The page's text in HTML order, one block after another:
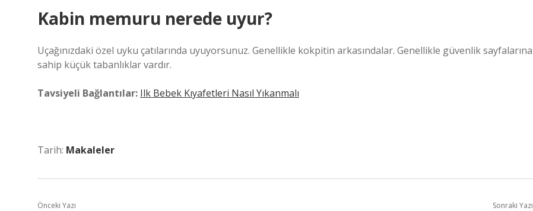
Kabin memuru nerede uyur?
Uçağınızdaki özel uyku çatılarında uyuyorsunuz. Genellikle kokpitin arkasındalar. Genellikle güvenlik sayfalarına
sahip küçük tabanlıklar vardır.
Tavsiyeli Bağlantılar: Ilk Bebek Kıyafetleri Nasıl Yıkanmalı
Tarih: Makaleler
Önceki Yazı Sonraki Yazı